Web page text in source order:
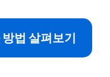
법 살펴보기